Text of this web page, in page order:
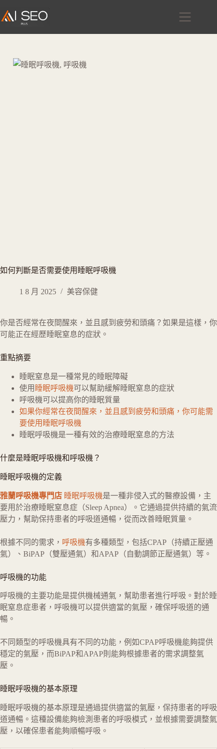
至
如何判斷是否需要使用睡眠呼吸機
1 8 月 2025 美容保健
你是否經常在夜間醒來，並且感到疲勞和頭痛？如果是這樣，你
可能正在經歷睡眠窒息的症狀。
重點摘要
睡眠窒息是一種常見的睡眠障礙
使用 睡眠呼吸機可以幫助緩解睡眠窒息的症狀
呼吸機可以提高你的睡眠質量
如果你經常在夜間醒來，並且感到疲勞和頭痛，你可能需
要使用睡眠呼吸機
睡眠呼吸機是一種有效的治療睡眠窒息的方法
什麼是睡眠呼吸機和呼吸機？
睡眠呼吸機的定義
雅蘭呼吸機專門店 睡眠呼吸機是一種非侵入式的醫療設備，主
要用於治療睡眠窒息症（Sleep Apnea）。它通過提供持續的氣流
壓力，幫助保持患者的呼吸道通暢，從而改善睡眠質量。
根據不同的需求， 呼吸機有多種類型，包括CPAP（持續正壓通
氣）、BiPAP（雙壓通氣）和APAP（自動調節正壓通氣）等。
呼吸機的功能
呼吸機的主要功能是提供機械通氣，幫助患者進行呼吸。對於睡
眠窒息症患者，呼吸機可以提供適當的氣壓，確保呼吸道的通
暢。
不同類型的呼吸機具有不同的功能，例如CPAP呼吸機能夠提供
穩定的氣壓，而BiPAP和APAP則能夠根據患者的需求調整氣
壓。
睡眠呼吸機的基本原理
睡眠呼吸機的基本原理是通過提供適當的氣壓，保持患者的呼吸
道通暢。這種設備能夠檢測患者的呼吸模式，並根據需要調整氣
壓，以確保患者能夠順暢呼吸。